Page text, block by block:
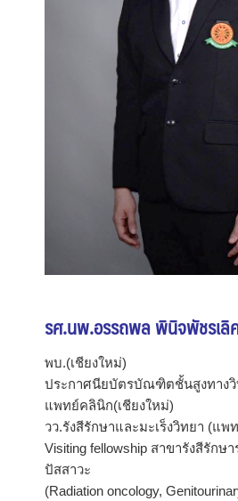
รศ.นพ.อรรถพล พินิจพัชรเลิ
พบ.(เชียงใหม่)
ประกาศนียบัตรบัณฑิตชั้นสูงทางวิ
แพทย์คลินิก(เชียงใหม่)
วว.รังสีรักษาและมะเร็งวิทยา (แพ
Visiting fellowship สาขารังสีรักษ
ปัสสาวะ
(Radiation oncology,